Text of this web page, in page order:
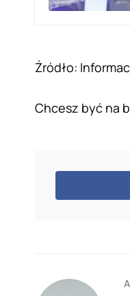
Źródło:
Chcesz być na